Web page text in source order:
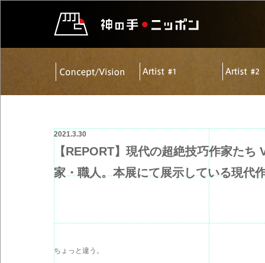
2021.3.30
【REPORT】現代の超絶技巧作家たち
家・職人。本展にて展示している現代
ちょっと違う。